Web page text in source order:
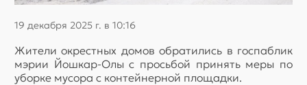
19 декабря 2025 г. в 10:16
Жители окрестных домов обратились в госпаблик
мэрии Йошкар-Олы с просьбой принять меры по
уборке мусора с контейнерной площадки.